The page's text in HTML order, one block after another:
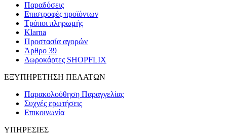
Παραδόσεις
Επιστροφές προϊόντων
Τρόποι πληρωμής
Klarna
Προστασία αγορών
Άρθρο 39
Δωροκάρτες SHOPFLIX
ΕΞΥΠΗΡΕΤΗΣΗ ΠΕΛΑΤΩΝ
Παρακολούθηση Παραγγελίας
Συχνές ερωτήσεις
Επικοινωνία
ΥΠΗΡΕΣΙΕΣ